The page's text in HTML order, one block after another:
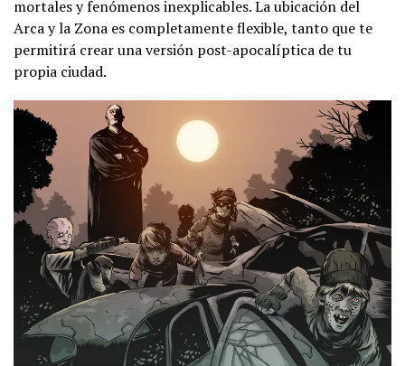
mortales y fenómenos inexplicables. La ubicación del
Arca y la Zona es completamente flexible, tanto que te
permitirá crear una versión post-apocalíptica de tu
propia ciudad.